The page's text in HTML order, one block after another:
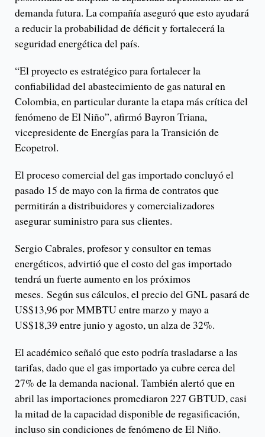
demanda futura. La compañía aseguró que esto ayudará
a reducir la probabilidad de déficit y fortalecerá la
seguridad energética del país.
“El proyecto es estratégico para fortalecer la
confiabilidad del abastecimiento de gas natural en
Colombia, en particular durante la etapa más crítica del
fenómeno de El Niño”, afirmó Bayron Triana,
vicepresidente de Energías para la Transición de
Ecopetrol.
El proceso comercial del gas importado concluyó el
pasado 15 de mayo con la firma de contratos que
permitirán a distribuidores y comercializadores
asegurar suministro para sus clientes.
Sergio Cabrales, profesor y consultor en temas
energéticos, advirtió que el costo del gas importado
tendrá un fuerte aumento en los próximos
meses. Según sus cálculos, el precio del GNL pasará de
US$13,96 por MMBTU entre marzo y mayo a
US$18,39 entre junio y agosto, un alza de 32%.
El académico señaló que esto podría trasladarse a las
tarifas, dado que el gas importado ya cubre cerca del
27% de la demanda nacional. También alertó que en
abril las importaciones promediaron 227 GBTUD, casi
la mitad de la capacidad disponible de regasificación,
incluso sin condiciones de fenómeno de El Niño.